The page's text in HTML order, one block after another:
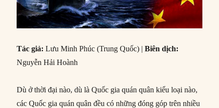
Tác giả: Lưu Minh Phúc (Trung Quốc) |Biên dịch:
Nguyễn Hải Hoành
Dù ở thời đại nào, dù là Quốc gia quán quân kiểu loại nào,
các Quốc gia quán quân đều có những đóng góp trên nhiều